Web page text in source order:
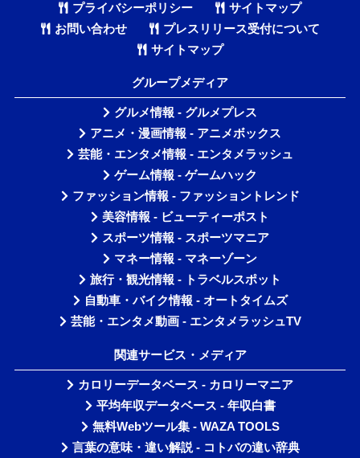
プライバシーポリシー
サイトマップ
お問い合わせ
プレスリリース受付について
サイトマップ
グループメディア
グルメ情報 - グルメプレス
アニメ・漫画情報 - アニメボックス
芸能・エンタメ情報 - エンタメラッシュ
ゲーム情報 - ゲームハック
ファッション情報 - ファッショントレンド
美容情報 - ビューティーポスト
スポーツ情報 - スポーツマニア
マネー情報 - マネーゾーン
旅行・観光情報 - トラベルスポット
自動車・バイク情報 - オートタイムズ
芸能・エンタメ動画 - エンタメラッシュTV
関連サービス・メディア
カロリーデータベース - カロリーマニア
平均年収データベース - 年収白書
無料Webツール集 - WAZA TOOLS
言葉の意味・違い解説 - コトバの違い辞典